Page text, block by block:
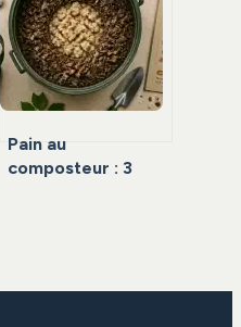
durs sans s’épuiser
Pain au
composteur : 3